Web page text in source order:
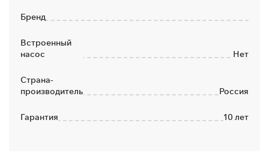
Бренд
Встроенный
насос
Нет
Страна-
производитель
Россия
Гарантия 10 лет